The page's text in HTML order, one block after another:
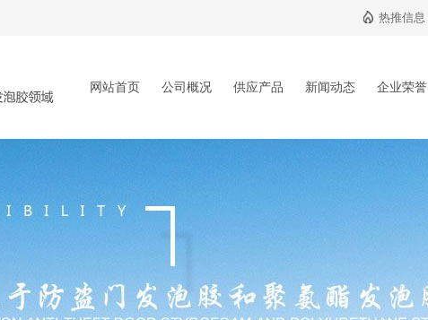
热推信息
网站首页 公司概况 供应产品 新闻动态 企业荣誉